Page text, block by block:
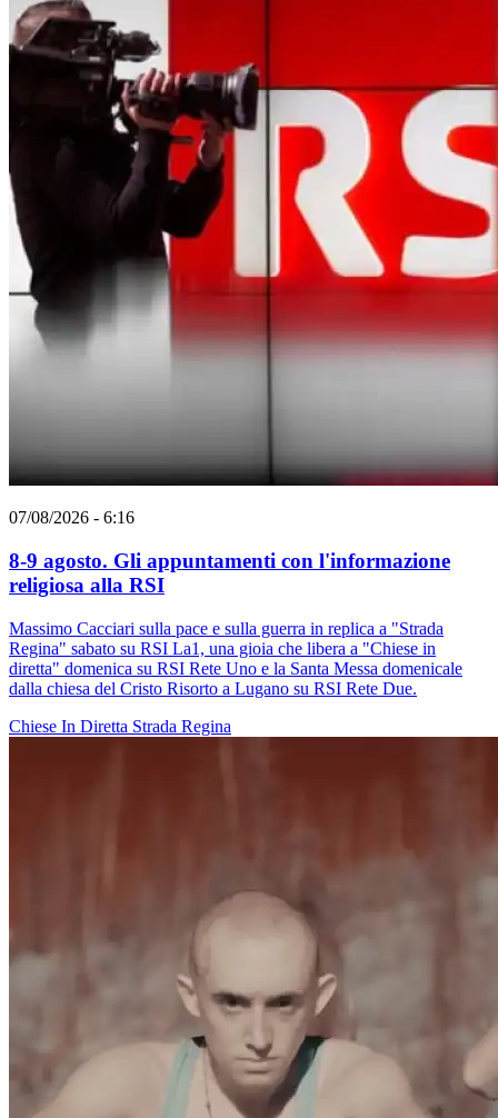
07/08/2026 - 6:16
8-9 agosto. Gli appuntamenti con l'informazione
religiosa alla RSI
Massimo Cacciari sulla pace e sulla guerra in replica a "Strada
Regina" sabato su RSI La1, una gioia che libera a "Chiese in
diretta" domenica su RSI Rete Uno e la Santa Messa domenicale
dalla chiesa del Cristo Risorto a Lugano su RSI Rete Due.
Chiese In Diretta Strada Regina